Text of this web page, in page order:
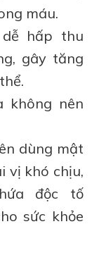
máu.
hấp thu
gây tăng
không nên
dùng mật
vị khó chịu,
độc tố
sức khỏe